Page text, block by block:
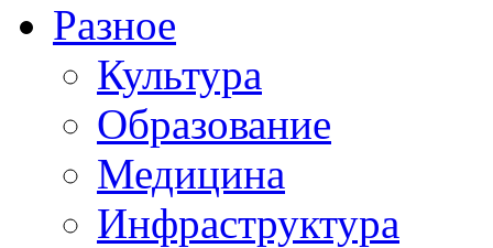
Разное
Культура
Образование
Медицина
Инфраструктура